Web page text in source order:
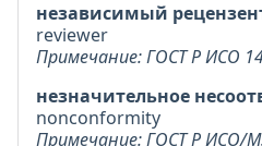
независимый
reviewer
Примечание: ГОСТ Р ИСО
незначительное
nonconformity
Примечание: ГОСТ Р ИСО/